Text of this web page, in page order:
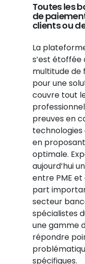
Toutes les
de
clients ou
La
s’est étoffée
multitude de
pour une
couvre tout
preuves en
en
optimale.
aujourd’hui
entre PME
part
secteur
spécialistes
une gamme
répondre
spécifiques.